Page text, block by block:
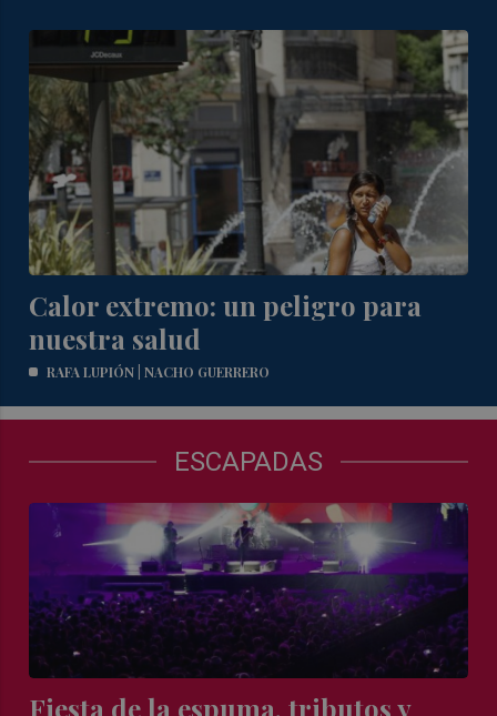
Calor extremo: un peligro para
nuestra salud
RAFA LUPIÓN | NACHO GUERRERO
ESCAPADAS
Fiesta de la espuma, tributos y